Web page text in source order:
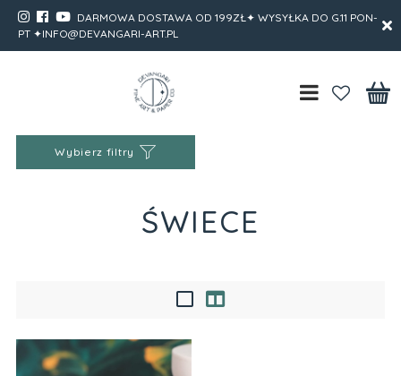
DARMOWA DOSTAWA OD 199ZŁ✦ WYSYŁKA DO G.11 PON-
PT ✦INFO@DEVANGARI-ART.PL
Wybierz filtry
ŚWIECE